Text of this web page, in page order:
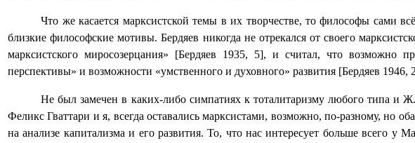
Что же касается марксистской темы в их творчестве, то философы сами
близкие философские мотивы. Бердяев никогда не отрекался от своего
марксистского миросозерцания» [Бердяев 1935, 5], и считал, что возможно
перспективы» и возможности «умственного и духовного» развития [Бердяев 1946,
Не был замечен в каких-либо симпатиях к тоталитаризму любого типа
Феликс Гваттари и я, всегда оставались марксистами, возможно, по-разному, но
на анализе капитализма и его развития. То, что нас интересует больше всего у